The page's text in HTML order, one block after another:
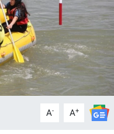
A- A+